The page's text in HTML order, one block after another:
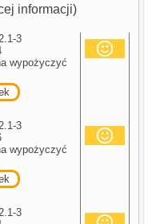
informacji)
3
wypożyczyć
3
wypożyczyć
3